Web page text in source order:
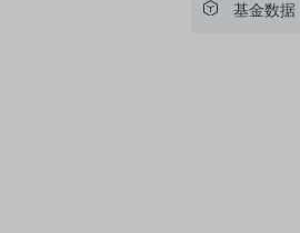
基金数据